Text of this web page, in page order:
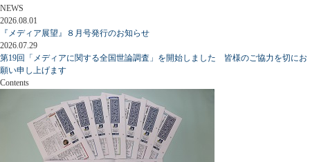
NEWS
2026.08.01
『メディア展望』８月号発行のお知らせ
2026.07.29
第19回「メディアに関する全国世論調査」を開始しました 皆様のご協力を切にお
願い申し上げます
Contents